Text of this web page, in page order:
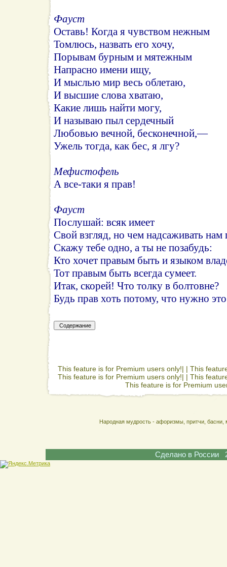
Фауст
Оставь! Когда я чувством нежным
Томлюсь, назвать его хочу,
Порывам бурным и мятежным
Напрасно имени ищу,
И мыслью мир весь облетаю,
И высшие слова хватаю,
Какие лишь найти могу,
И называю пыл сердечный
Любовью вечной, бесконечной,—
Ужель тогда, как бес, я лгу?
Мефистофель
А все-таки я прав!
Фауст
Послушай: всяк имеет
Свой взгляд, но чем надсаживать нам
Скажу тебе одно, а ты не позабудь:
Кто хочет правым быть и языком
Тот правым быть всегда сумеет.
Итак, скорей! Что толку в болтовне?
Будь прав хоть потому, что нужно
This feature is for Premium users only!| | This
This feature is for Premium users only!| | This
This feature is for Premium
Народная мудрость - афоризмы, притчи,
Сделано в России